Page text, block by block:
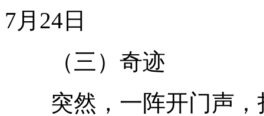
7月24日
（三）奇迹
突然，一阵开门声，